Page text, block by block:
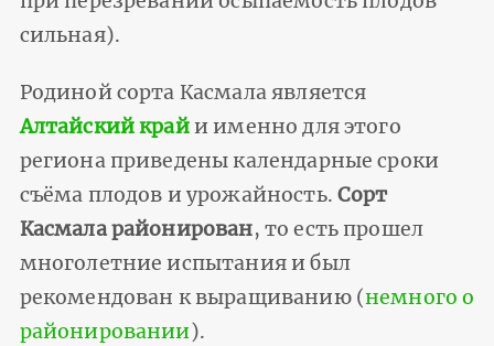
сильная).
Родиной сорта Касмала является
Алтайский крайи именно для этого
региона приведены календарные сроки
съёма плодов и урожайность. Сорт
Касмала районирован, то есть прошел
многолетние испытания и был
рекомендован к выращиванию (немного о
районировании).